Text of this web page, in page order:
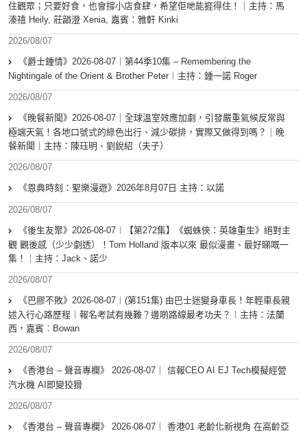
住觀眾；只要好食，也會撐小店食肆，希望佢哋能捱得住！｜主持：馬
溱禧 Heily, 莊韻澄 Xenia, 嘉賓：雅軒 Kinki
2026/08/07
《爵士鍾情》2026-08-07︱第44季10集 – Remembering the
Nightingale of the Orient & Brother Peter︱主持：鍾一諾 Roger
2026/08/07
《晚餐新聞》2026-08-07｜全球溫室效應加劇，引發嚴重氣候反常與
極端天氣！各地口號式的綠色出行、減少碳排，實際又做得到嗎？｜晚
餐新聞｜主持：陳珏明、劉銳紹（夫子）
2026/08/07
《恩典時刻：聖樂漫遊》2026年8月07日 主持：以諾
2026/08/07
《後生友聚》2026-08-07︱【第272集】《蜘蛛俠：英雄重生》絕對主
觀 觀後感（少少劇透）！Tom Holland 版本以來 最似漫畫、最好睇嘅一
集！｜主持：Jack、諾少
2026/08/07
《巴膠不敗》2026-08-07︱(第151集) 由巴士迷變身車長！年輕車長親
述入行心路歷程｜報名考試有幾難？邊啲路線最考功夫？︱主持：法蘭
西，嘉賓︰Bowan
2026/08/07
《香港台 – 聲音專欄》 2026-08-07｜ 信報CEO AI EJ Tech模擬經營
汽水機 AI即變狡猾
2026/08/07
《香港台 – 聲音專欄》 2026-08-07｜ 香港01 老齡化新視角 在高齡亞